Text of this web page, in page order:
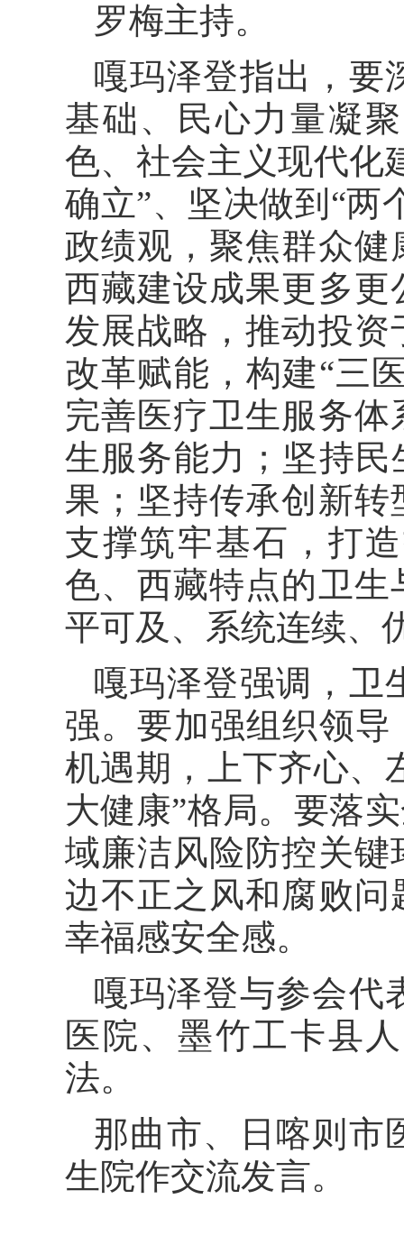
罗梅主持。
嘎玛泽登指出，要
基础、民心力量凝
色、社会主义现代化
确立”、坚决做到“两
政绩观，聚焦群众
西藏建设成果更多
发展战略，推动投
改革赋能，构建“三
完善医疗卫生服务
生服务能力；坚持民
果；坚持传承创新
支撑筑牢基石，打
色、西藏特点的卫
平可及、系统连续、
嘎玛泽登强调，卫
强。要加强组织领
机遇期，上下齐心、
大健康”格局。要落
域廉洁风险防控关
边不正之风和腐败
幸福感安全感。
嘎玛泽登与参会代
医院、墨竹工卡县
法。
那曲市、日喀则市
生院作交流发言。